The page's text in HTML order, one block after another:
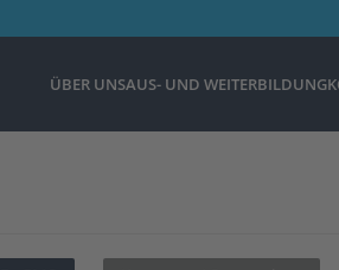
ÜBER UNSAUS- UND WEITERBILDUNG